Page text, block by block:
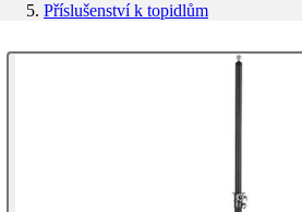
Příslušenství k topidlům